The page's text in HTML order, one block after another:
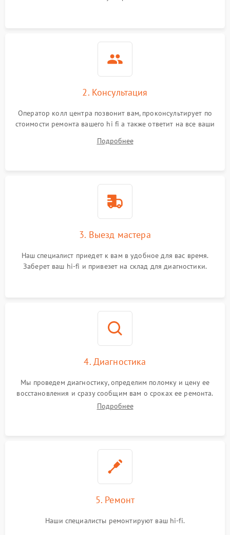
2. Консультация
Оператор колл центра позвонит вам, проконсультирует по
стоимости ремонта вашего hi fi а также ответит на все ваши
Подробнее
3. Выезд мастера
Наш специалист приедет к вам в удобное для вас время.
Заберет ваш hi-fi и привезет на склад для диагностики.
4. Диагностика
Мы проведем диагностику, определим поломку и цену ее
восстановления и сразу сообщим вам о сроках ее ремонта.
Подробнее
5. Ремонт
Наши специалисты ремонтируют ваш hi-fi.